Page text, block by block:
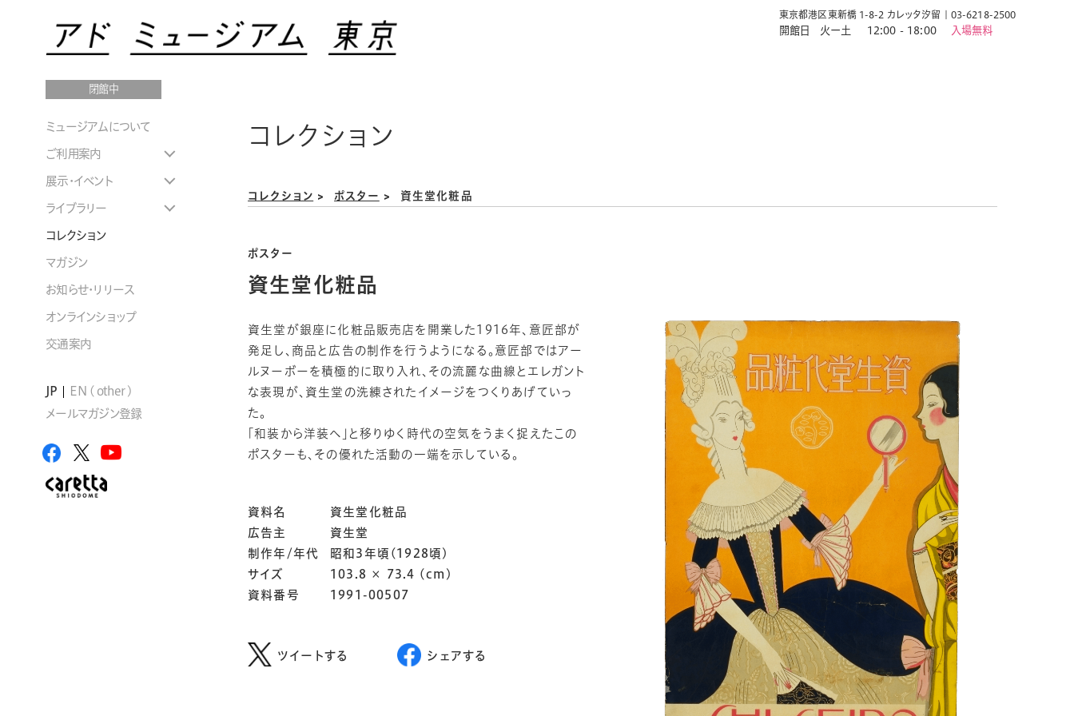
閉館中
東京都港区東新橋 1-8-2 カレッタ汐留 03-6218-2500
開館日 火ー土 12:00 - 18:00 入場無料
ミュージアムについて
ご利用案内
展示・イベント
ライブラリー
コレクション
マガジン
お知らせ・リリース
オンラインショップ
交通案内
JP
EN ( other )
メールマガジン登録
コレクション
コレクション ポスター 資生堂化粧品
ポスター
資生堂化粧品
資生堂が銀座に化粧品販売店を開業した1916年、意匠部が
発足し、商品と広告の制作を行うようになる。意匠部ではアー
ルヌーボーを積極的に取り入れ、その流麗な曲線とエレガント
な表現が、資生堂の洗練されたイメージをつくりあげていっ
た。
「和装から洋装へ」と移りゆく時代の空気をうまく捉えたこの
ポスターも、その優れた活動の一端を示している。
資料名
資生堂化粧品
広告主
資生堂
制作年/年代
昭和3年頃(1928頃)
サイズ
103.8 × 73.4 (cm)
資料番号
1991-00507
ツイートする シェアする